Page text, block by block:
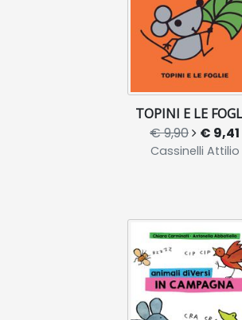
TOPINI E LE
€ 9,90 € 9,41
Cassinelli Attilio